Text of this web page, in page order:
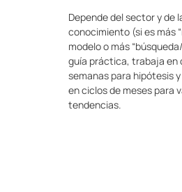
Depende del sector y de
conocimiento (si es más
modelo o más
guía práctica, trabaja en
semanas para hipótesis
en ciclos de meses para
tendencias.